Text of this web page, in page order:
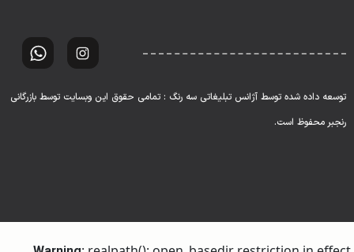
توسعه داده شده توسط آژانس تبلیغاتی سه رنگ : تمامی حقوق این وبسایت توسط بازرگانی
رنجبر محفوظ است.